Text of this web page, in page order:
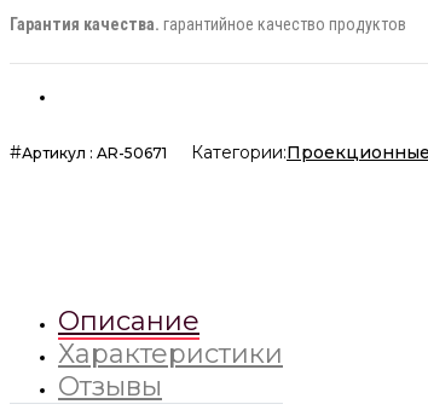
Гарантия качества. гарантийное качество продуктов
#Артикул : AR-50671 Категории:
Описание
Характеристики
Отзывы